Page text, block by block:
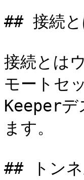
## 接続と
接続とは
モートセ
Keeperデ
ます。
## トンネ